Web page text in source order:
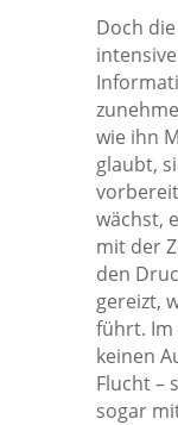
Doch
wie ihn
glaubt,
wächst,
mit der
den
gereizt,
führt. Im
keinen
Flucht –
sogar